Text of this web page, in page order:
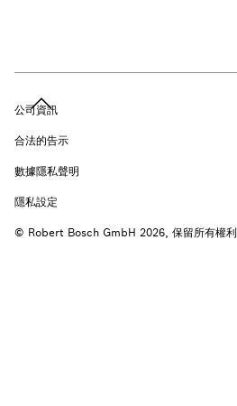
公司資訊
合法的告示
數據隱私聲明
隱私設定
© Robert Bosch GmbH 2026, 保留所有權利